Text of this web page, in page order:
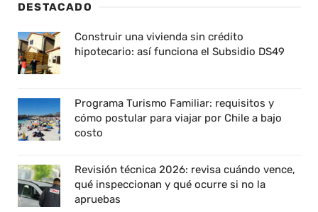
DESTACADO
Construir una vivienda sin crédito
hipotecario: así funciona el Subsidio DS49
Programa Turismo Familiar: requisitos y
cómo postular para viajar por Chile a bajo
costo
Revisión técnica 2026: revisa cuándo vence,
qué inspeccionan y qué ocurre si no la
apruebas